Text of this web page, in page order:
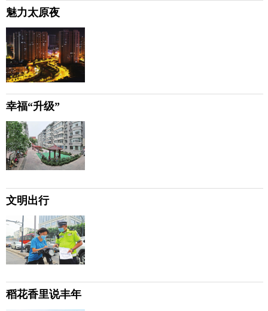
魅力太原夜
幸福“升级”
文明出行
稻花香里说丰年